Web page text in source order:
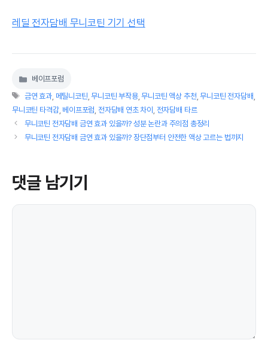
레딜 전자담배 무니코틴 기기 선택
카
테
고
베이프포럼
태
그
금연 효과, 메틸니코틴 ,무니코틴 부작용,무니코틴 액상 추천 ,무니코틴 전자담배
무니코틴 타격감, 베이프포럼 전자담배 연초 차이
전자담배 타르
무니코틴 전자담배 금연 효과 있을까? 성분 논란과 주의점 총정리
무니코틴 전자담배 금연 효과 있을까? 장단점부터 안전한 액상 고르는 법까지
댓글 남기기
댓